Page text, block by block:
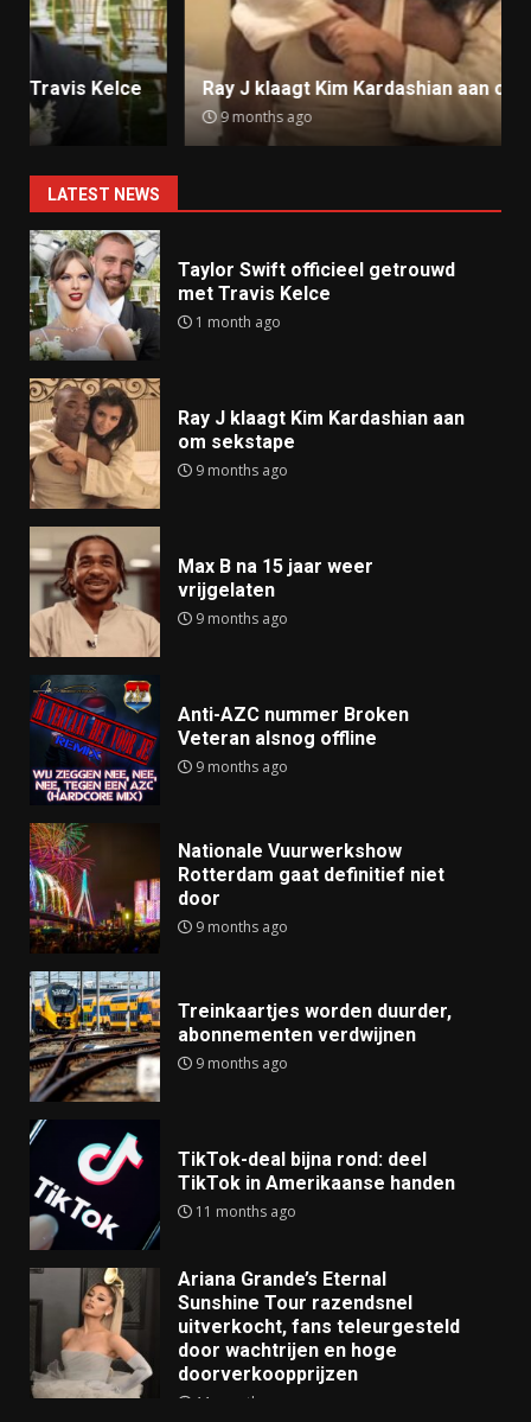
Ray J klaagt Kim Kardashian aan om sekstape
9 months ago
LATEST NEWS
Taylor Swift officieel getrouwd
met Travis Kelce
1 month ago
Ray J klaagt Kim Kardashian aan
om sekstape
9 months ago
Max B na 15 jaar weer
vrijgelaten
9 months ago
Anti-AZC nummer Broken
Veteran alsnog offline
9 months ago
Nationale Vuurwerkshow
Rotterdam gaat definitief niet
door
9 months ago
Treinkaartjes worden duurder,
abonnementen verdwijnen
9 months ago
TikTok-deal bijna rond: deel
TikTok in Amerikaanse handen
11 months ago
Ariana Grande’s Eternal
Sunshine Tour razendsnel
uitverkocht, fans teleurgesteld
door wachtrijen en hoge
doorverkoopprijzen
11 months ago